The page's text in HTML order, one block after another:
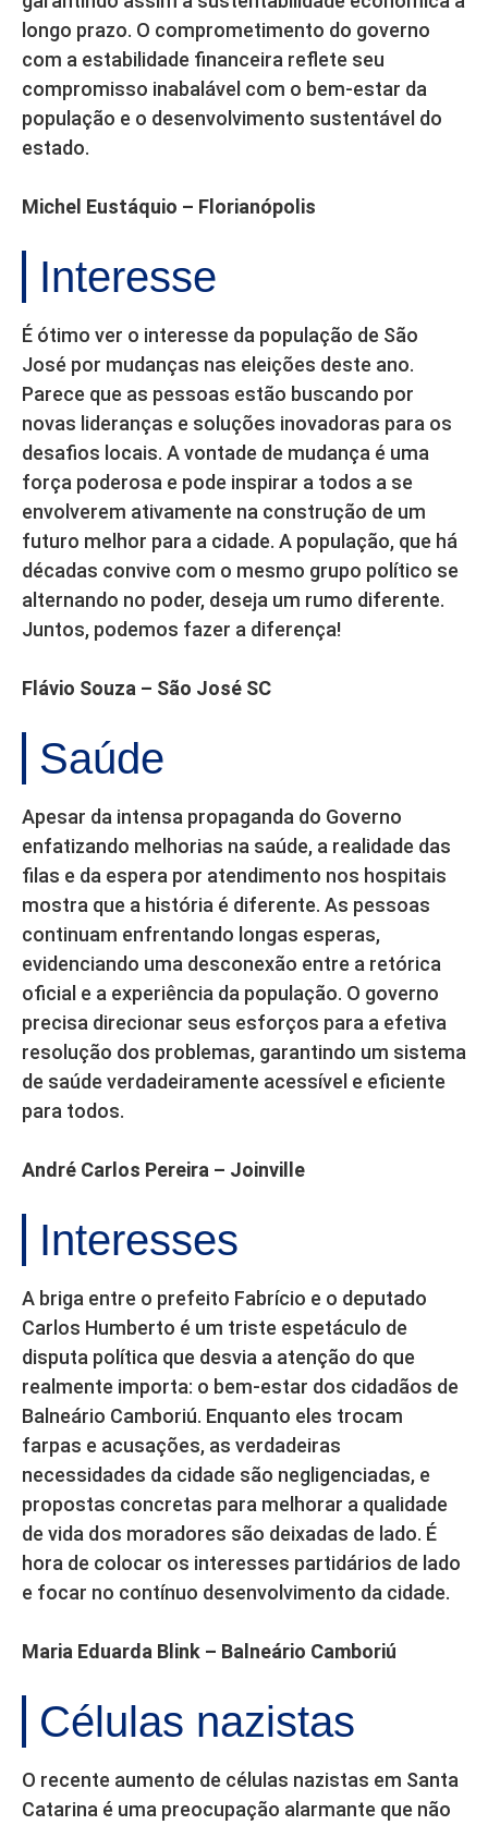
longo prazo. O comprometimento do governo
com a estabilidade financeira reflete seu
compromisso inabalável com o bem-estar da
população e o desenvolvimento sustentável do
estado.
Michel Eustáquio – Florianópolis
Interesse
É ótimo ver o interesse da população de São
José por mudanças nas eleições deste ano.
Parece que as pessoas estão buscando por
novas lideranças e soluções inovadoras para os
desafios locais. A vontade de mudança é uma
força poderosa e pode inspirar a todos a se
envolverem ativamente na construção de um
futuro melhor para a cidade. A população, que há
décadas convive com o mesmo grupo político se
alternando no poder, deseja um rumo diferente.
Juntos, podemos fazer a diferença!
Flávio Souza – São José SC
Saúde
Apesar da intensa propaganda do Governo
enfatizando melhorias na saúde, a realidade das
filas e da espera por atendimento nos hospitais
mostra que a história é diferente. As pessoas
continuam enfrentando longas esperas,
evidenciando uma desconexão entre a retórica
oficial e a experiência da população. O governo
precisa direcionar seus esforços para a efetiva
resolução dos problemas, garantindo um sistema
de saúde verdadeiramente acessível e eficiente
para todos.
André Carlos Pereira – Joinville
Interesses
A briga entre o prefeito Fabrício e o deputado
Carlos Humberto é um triste espetáculo de
disputa política que desvia a atenção do que
realmente importa: o bem-estar dos cidadãos de
Balneário Camboriú. Enquanto eles trocam
farpas e acusações, as verdadeiras
necessidades da cidade são negligenciadas, e
propostas concretas para melhorar a qualidade
de vida dos moradores são deixadas de lado. É
hora de colocar os interesses partidários de lado
e focar no contínuo desenvolvimento da cidade.
Maria Eduarda Blink – Balneário Camboriú
Células nazistas
O recente aumento de células nazistas em Santa
Catarina é uma preocupação alarmante que não